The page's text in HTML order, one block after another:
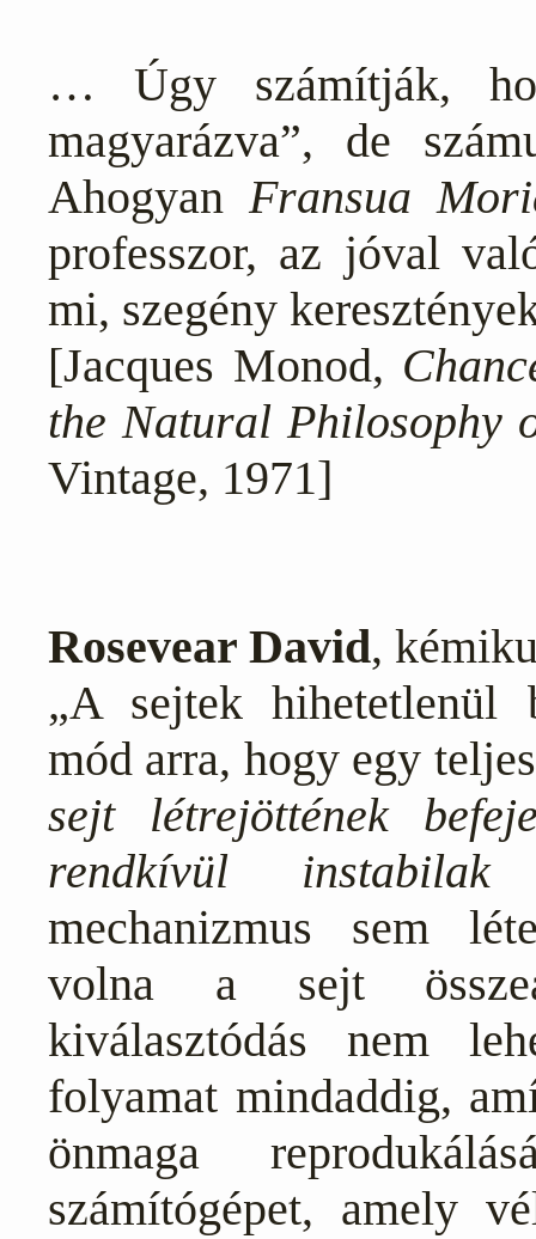
… Úgy számítják,
magyarázva”, de
Ahogyan Fransua
professzor, az jóval
mi, szegény
[Jacques Monod,
the Natural Philosophy
Vintage, 1971]
Rosevear David,
„A sejtek hihetetlenül
mód arra, hogy egy
sejt létrejöttének
rendkívül instabilak
mechanizmus sem
volna a sejt
kiválasztódás nem
folyamat mindaddig,
önmaga
számítógépet, amely